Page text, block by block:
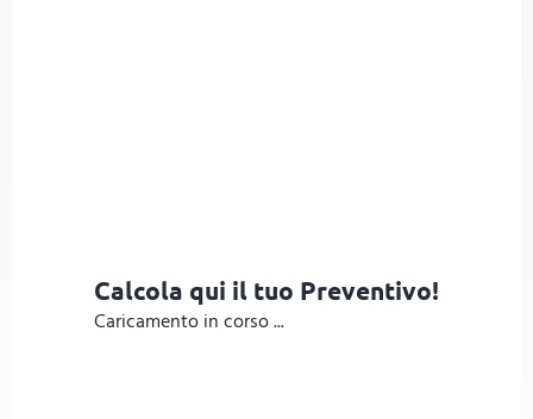
Calcola qui il tuo Preventivo!
Caricamento in corso ...